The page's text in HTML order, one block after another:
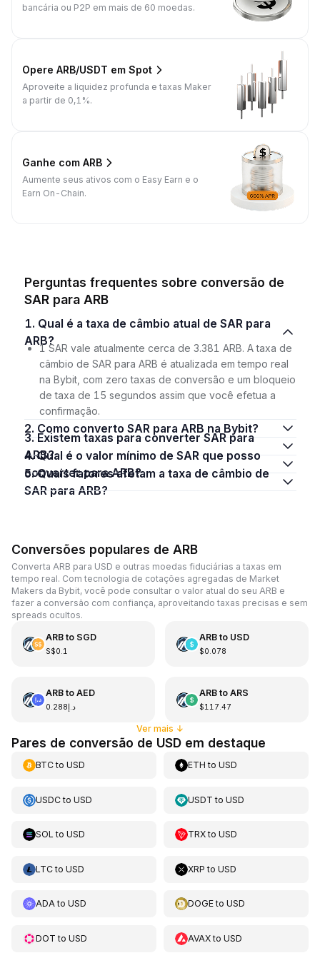
bancária ou P2P em mais de 60 moedas.
Opere ARB/USDT em Spot
Aproveite a liquidez profunda e taxas Maker
a partir de 0,1%.
Ganhe com ARB
Aumente seus ativos com o Easy Earn e o
Earn On-Chain.
Perguntas frequentes sobre conversão de
SAR para ARB
1. Qual é a taxa de câmbio atual de SAR para
ARB?
1 SAR vale atualmente cerca de 3.381 ARB. A taxa de
câmbio de SAR para ARB é atualizada em tempo real
na Bybit, com zero taxas de conversão e um bloqueio
de taxa de 15 segundos assim que você efetua a
confirmação.
2. Como converto SAR para ARB na Bybit?
3. Existem taxas para converter SAR para
ARB?
4. Qual é o valor mínimo de SAR que posso
converter para ARB?
5. Quais fatores afetam a taxa de câmbio de
SAR para ARB?
Conversões populares de ARB
Converta ARB para USD e outras moedas fiduciárias a taxas em
tempo real. Com tecnologia de cotações agregadas de Market
Makers da Bybit, você pode consultar o valor atual do seu ARB e
fazer a conversão com confiança, aproveitando taxas precisas e sem
spreads ocultos.
ARBto SGD
S$0.1
ARBto USD
$0.078
ARBto AED
د.إ0.288
ARBto ARS
$117.47
Ver mais ↓
Pares de conversão de USD em destaque
BTCto USD ETH toUSD
USDCto USD USDT toUSD
SOL to USD TRXtoUSD
LTCto USD XRP toUSD
ADAto USD DOGEtoUSD
DOT to USD AVAXtoUSD